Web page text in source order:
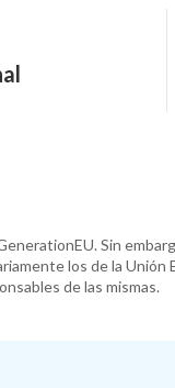
Sin
los de la Unión
de las mismas.